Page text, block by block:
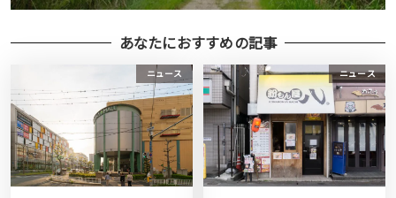
あなたにおすすめの記事
ニュース ニュース